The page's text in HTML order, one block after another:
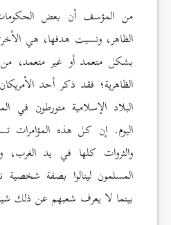
من المؤسف أن بعض
الظاهر، ونسيت هدفها، هي
بشكل متعمد أو غير متعمد،
الظاهرية؛ فقد ذكر أحد
البلاد الإسلامية متورطون في
اليوم. إن كل هذه المؤامرات
والثروات كلها في يد الغرب،
المسلمون لينالوا بصفة
بينما لا يعرف شعبهم عن ذلك